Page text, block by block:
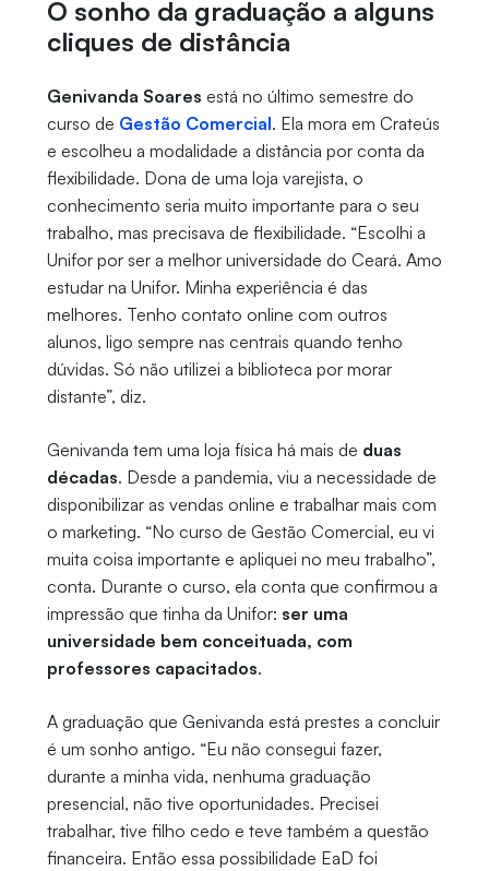
O sonho da graduação a alguns
cliques de distância
Genivanda Soares está no último semestre do
curso de Gestão Comercial. Ela mora em Crateús
e escolheu a modalidade a distância por conta da
flexibilidade. Dona de uma loja varejista, o
conhecimento seria muito importante para o seu
trabalho, mas precisava de flexibilidade. “Escolhi a
Unifor por ser a melhor universidade do Ceará. Amo
estudar na Unifor. Minha experiência é das
melhores. Tenho contato online com outros
alunos, ligo sempre nas centrais quando tenho
dúvidas. Só não utilizei a biblioteca por morar
distante”, diz.
Genivanda tem uma loja física há mais de duas
décadas. Desde a pandemia, viu a necessidade de
disponibilizar as vendas online e trabalhar mais com
o marketing. “No curso de Gestão Comercial, eu vi
muita coisa importante e apliquei no meu trabalho”,
conta. Durante o curso, ela conta que confirmou a
impressão que tinha da Unifor: ser uma
universidade bem conceituada, com
professores capacitados.
A graduação que Genivanda está prestes a concluir
é um sonho antigo. “Eu não consegui fazer,
durante a minha vida, nenhuma graduação
presencial, não tive oportunidades. Precisei
trabalhar, tive filho cedo e teve também a questão
financeira. Então essa possibilidade EaD foi